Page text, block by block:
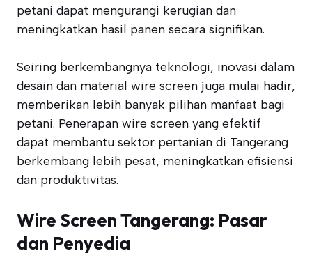
petani dapat mengurangi kerugian dan
meningkatkan hasil panen secara signifikan.
Seiring berkembangnya teknologi, inovasi dalam
desain dan material wire screen juga mulai hadir,
memberikan lebih banyak pilihan manfaat bagi
petani. Penerapan wire screen yang efektif
dapat membantu sektor pertanian di Tangerang
berkembang lebih pesat, meningkatkan efisiensi
dan produktivitas.
Wire Screen Tangerang: Pasar
dan Penyedia